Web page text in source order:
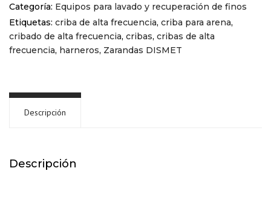
Categoría: Equipos para lavado y recuperación de finos
Etiquetas: criba de alta frecuencia, criba para arena,
cribado de alta frecuencia, cribas, cribas de alta
frecuencia, harneros, Zarandas DISMET
Descripción
Descripción